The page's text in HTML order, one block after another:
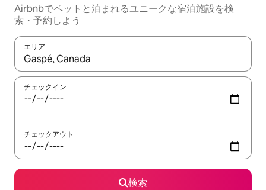
Airbnbでペットと泊まれるユニークな宿泊施設を検
索・予約しよう
エリア
検索結果が表示されたら、上下の矢印キーを使って移動するか
チェックイン
チェックアウト
検索